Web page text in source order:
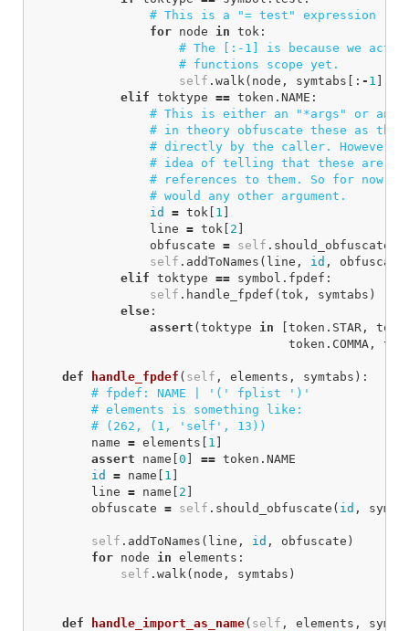
for node in tok :
self . walk( node , symtabs [: - 1
elif toktype == token . NAME :
id
= tok 1
line = tok 2
obfuscate = self . should_obfuscate
self . addToNames ( line , id , obfuscate
elif toktype == symbol . fpdef :
self . handle_fpdef ( tok , symtabs )
else :
assert ( toktype in token . STAR ,
token . COMMA ,
def handle_fpdef ( self , elements , symtabs ):
name = elements 1
assert
name 0 == token . NAME
id
= name 1
line = name 2
obfuscate = self . should_obfuscate ( id ,
self . addToNames ( line , id , obfuscate )
for node in elements :
self . walk( node , symtabs )
def handle_import_as_name( self , elements ,